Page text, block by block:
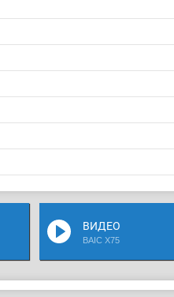
ВИДЕО
BAIC X75